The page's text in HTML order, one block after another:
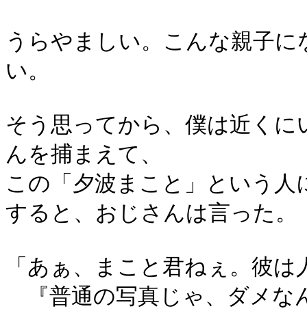
うらやましい。こんな親子
い。
そう思ってから、僕は近く
んを捕まえて、
この「夕波まこと」という
すると、おじさんは言った。
「あぁ、まこと君ねぇ。彼
『普通の写真じゃ、ダメな